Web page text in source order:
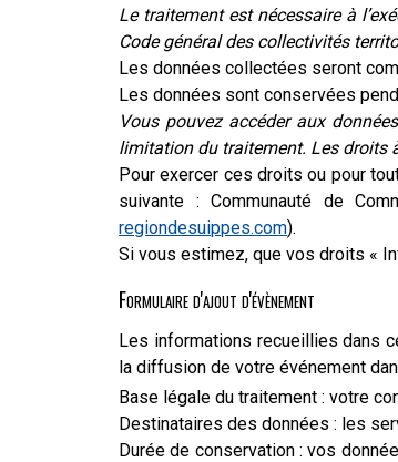
Le traitement est nécessaire à
Code général des collectivités
Les données collectées seront
Les données sont conservées
Vous pouvez accéder aux
limitation du traitement. Les droits
Pour exercer ces droits ou pour
suivante : Communauté de
regiondesuippes.com).
Si vous estimez, que vos droits «
Formulaire d'ajout d'évènement
Les informations recueillies dans
la diffusion de votre événement
Base légale du traitement : votre
Destinataires des données : les
Durée de conservation : vos